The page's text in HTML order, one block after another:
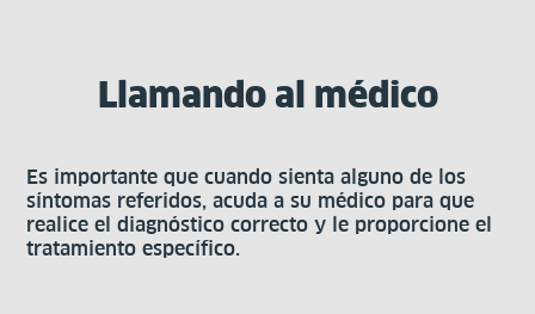
Llamando al médico
Es importante que cuando sienta alguno de los
síntomas referidos, acuda a su médico para que
realice el diagnóstico correcto y le proporcione el
tratamiento específico.